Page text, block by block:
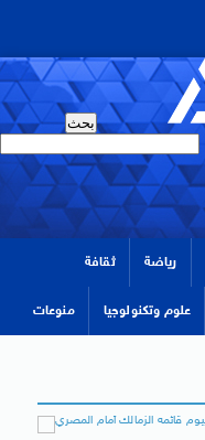
رياضة ثقافة
علوم وتكنولوجيا منوعات